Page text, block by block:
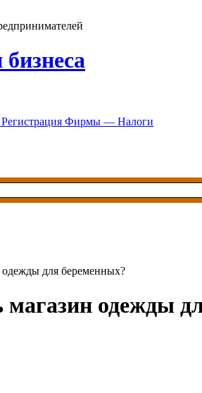
Фирмы — Налоги
для беременных?
одежды